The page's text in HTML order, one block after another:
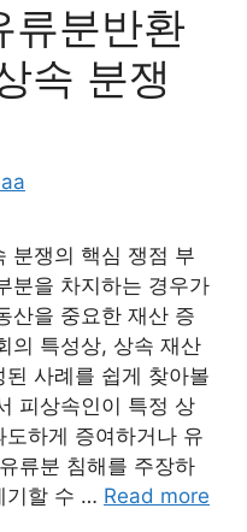
분반환
속 분쟁
분쟁의 핵심 쟁점 부
분을 차지하는 경우가
산을 중요한 재산 증
의 특성상, 상속 재산
사례를 쉽게 찾아볼
피상속인이 특정 상
하게 증여하거나 유
류분 침해를 주장하
기할 수 … Read more